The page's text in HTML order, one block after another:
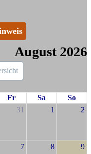
August 2026
Fr Sa
So
31 1 2
7 8 9